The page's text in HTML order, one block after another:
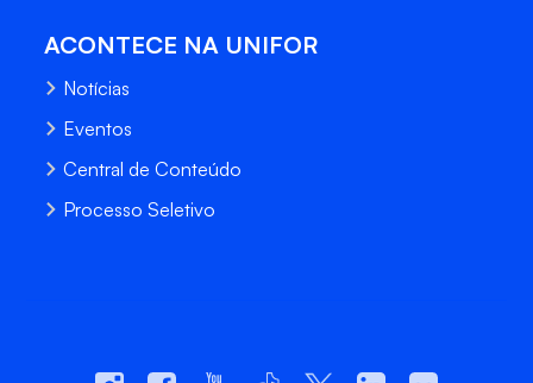
ACONTECE NA UNIFOR
Notícias
Eventos
Central de Conteúdo
Processo Seletivo